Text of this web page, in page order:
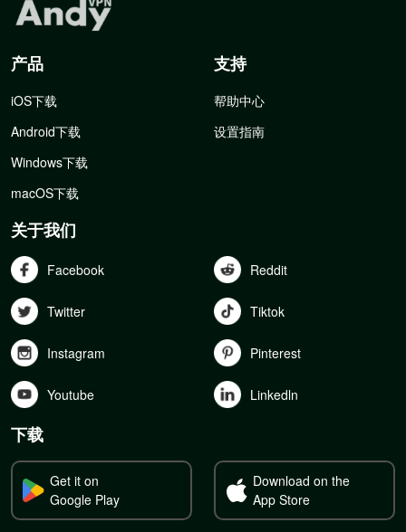
产品
iOS下载
Android下载
Windows下载
macOS下载
支持
帮助中心
设置指南
关于我们
Facebook Reddit
Twitter Tiktok
Instagram Pinterest
Youtube Linkedln
下载
Get it on
Google Play
Download on the
App Store